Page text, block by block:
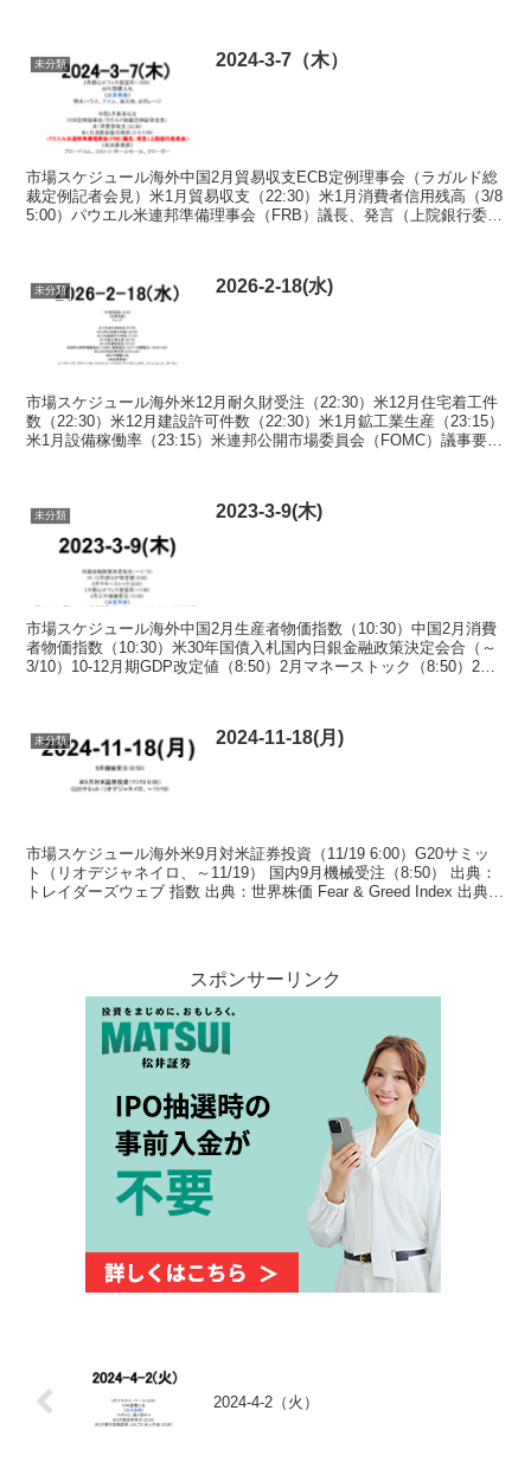
未分類 2024-3-7（木）
市場スケジュール海外中国2月貿易収支ECB定例理事会（ラガルド総
裁定例記者会見）米1月貿易収支（22:30）米1月消費者信用残高（3/8
5:00）パウエル米連邦準備理事会（FRB）議長、発言（上院銀行委員
未分類 2026-2-18(水)
市場スケジュール海外米12月耐久財受注（22:30）米12月住宅着工件
数（22:30）米12月建設許可件数（22:30）米1月鉱工業生産（23:15）
米1月設備稼働率（23:15）米連邦公開市場委員会（FOMC）議事要旨
未分類 2023-3-9(木)
市場スケジュール海外中国2月生産者物価指数（10:30）中国2月消費
者物価指数（10:30）米30年国債入札国内日銀金融政策決定会合（～
3/10）10-12月期GDP改定値（8:50）2月マネーストック（8:50）2月
未分類 2024-11-18(月)
市場スケジュール海外米9月対米証券投資（11/19 6:00）G20サミッ
ト（リオデジャネイロ、～11/19） 国内9月機械受注（8:50） 出典：
トレイダーズウェブ 指数 出典：世界株価 Fear & Greed Index 出典：
スポンサーリンク
2024-4-2（火）